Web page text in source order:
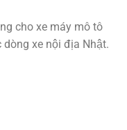
cho xe máy mô tô
xe nội địa Nhật.